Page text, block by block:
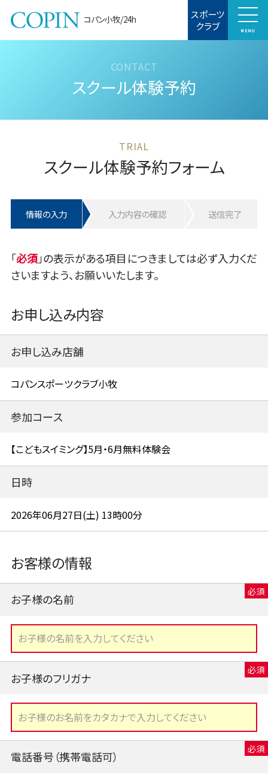
コパン小牧/24h スポーツ
クラブ MENU
スクール体験予約
スクール体験予約フォーム
情報の入力 入力内容の確認 送信完了
「
」の表示がある項目につきましては必ず入力くだ
さいますよう、お願いいたします。
お申し込み内容
お申し込み店舗
参加コース
日時
お客様の情報
お子様の名前
お子様のフリガナ
電話番号（携帯電話可）